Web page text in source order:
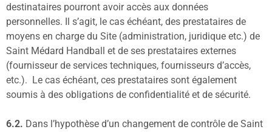
destinataires pourront avoir accès aux données
personnelles. Il s’agit, le cas échéant, des prestataires de
moyens en charge du Site (administration, juridique etc.) de
Saint Médard Handball et de ses prestataires externes
(fournisseur de services techniques, fournisseurs d’accès,
etc.). Le cas échéant, ces prestataires sont également
soumis à des obligations de confidentialité et de sécurité.
6.2. Dans l’hypothèse d’un changement de contrôle de Saint